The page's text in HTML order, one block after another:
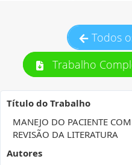
Todos
Trabalho
Título do Trabalho
MANEJO DO PACIENTE
REVISÃO DA LITERATURA
Autores